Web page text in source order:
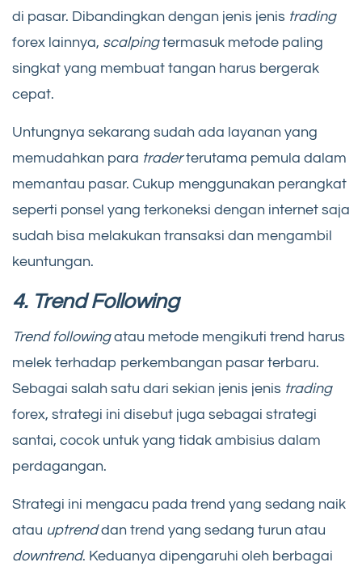
di pasar. Dibandingkan dengan jenis jenis trading
forex lainnya, scalpingtermasuk metode paling
singkat yang membuat tangan harus bergerak
cepat.
Untungnya sekarang sudah ada layanan yang
memudahkan para traderterutama pemula dalam
memantau pasar. Cukup menggunakan perangkat
seperti ponsel yang terkoneksi dengan internet saja
sudah bisa melakukan transaksi dan mengambil
keuntungan.
4. Trend Following
Trend followingatau metode mengikuti trend harus
melek terhadap perkembangan pasar terbaru.
Sebagai salah satu dari sekian jenis jenis trading
forex, strategi ini disebut juga sebagai strategi
santai, cocok untuk yang tidak ambisius dalam
perdagangan.
Strategi ini mengacu pada trend yang sedang naik
atau uptrenddan trend yang sedang turun atau
downtrend. Keduanya dipengaruhi oleh berbagai